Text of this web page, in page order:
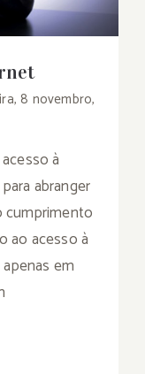
8 novembro,
à
abranger
cumprimento
ao acesso à
em